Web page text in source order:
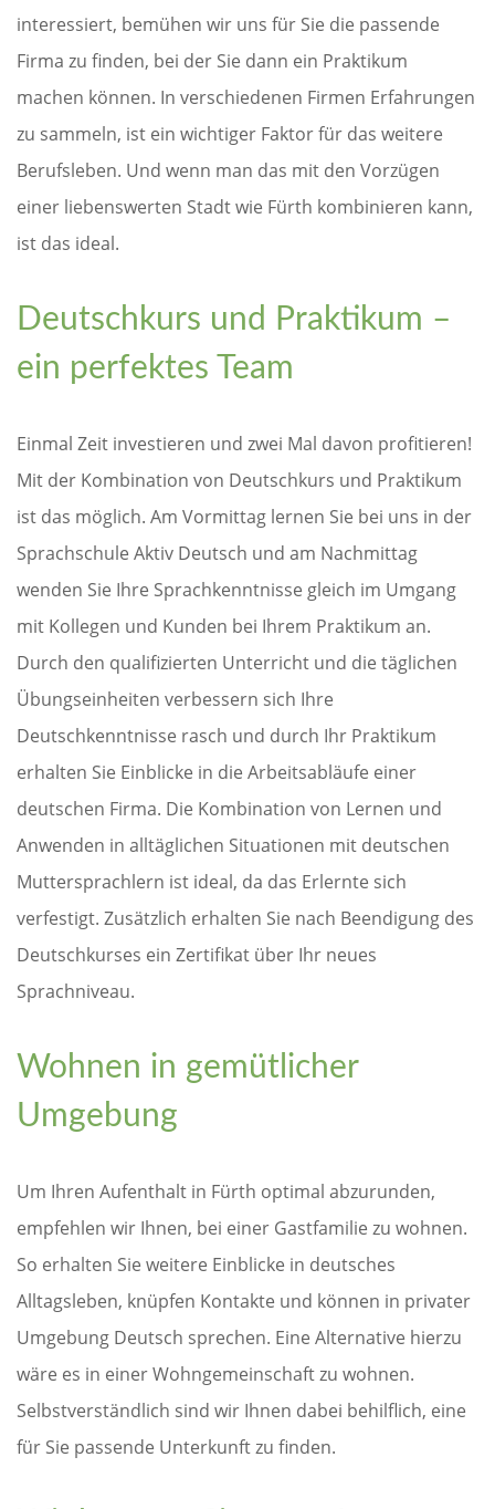
interessiert, bemühen wir uns für Sie die passende
Firma zu finden, bei der Sie dann ein Praktikum
machen können. In verschiedenen Firmen Erfahrungen
zu sammeln, ist ein wichtiger Faktor für das weitere
Berufsleben. Und wenn man das mit den Vorzügen
einer liebenswerten Stadt wie Fürth kombinieren kann,
ist das ideal.
Deutschkurs und Praktikum –
ein perfektes Team
Einmal Zeit investieren und zwei Mal davon profitieren!
Mit der Kombination von Deutschkurs und Praktikum
ist das möglich. Am Vormittag lernen Sie bei uns in der
Sprachschule Aktiv Deutsch und am Nachmittag
wenden Sie Ihre Sprachkenntnisse gleich im Umgang
mit Kollegen und Kunden bei Ihrem Praktikum an.
Durch den qualifizierten Unterricht und die täglichen
Übungseinheiten verbessern sich Ihre
Deutschkenntnisse rasch und durch Ihr Praktikum
erhalten Sie Einblicke in die Arbeitsabläufe einer
deutschen Firma. Die Kombination von Lernen und
Anwenden in alltäglichen Situationen mit deutschen
Muttersprachlern ist ideal, da das Erlernte sich
verfestigt. Zusätzlich erhalten Sie nach Beendigung des
Deutschkurses ein Zertifikat über Ihr neues
Sprachniveau.
Wohnen in gemütlicher
Umgebung
Um Ihren Aufenthalt in Fürth optimal abzurunden,
empfehlen wir Ihnen, bei einer Gastfamilie zu wohnen.
So erhalten Sie weitere Einblicke in deutsches
Alltagsleben, knüpfen Kontakte und können in privater
Umgebung Deutsch sprechen. Eine Alternative hierzu
wäre es in einer Wohngemeinschaft zu wohnen.
Selbstverständlich sind wir Ihnen dabei behilflich, eine
für Sie passende Unterkunft zu finden.